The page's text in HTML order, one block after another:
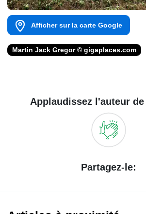
Afficher sur la carte Google
Martin Jack Gregor © gigaplaces.com
Applaudissez l'auteur
Partagez-le: